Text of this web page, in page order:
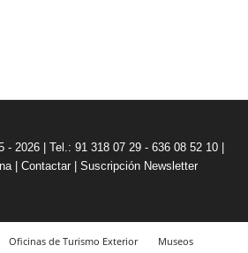
- 2026 | Tel.: 91 318 07 29 - 636 08 52 10 |
| Contactar | Suscripción Newsletter
Oficinas de Turismo Exterior Museos